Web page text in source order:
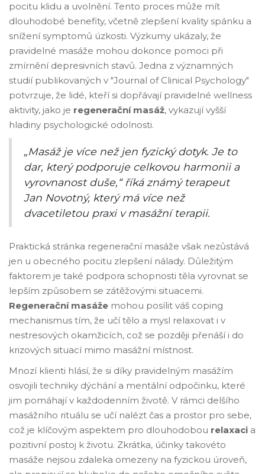
pocitu klidu a uvolnění. Tento proces může mít
dlouhodobé benefity, včetně zlepšení kvality spánku a
snížení symptomů úzkosti. Výzkumy ukázaly, že
pravidelné masáže mohou dokonce pomoci při
zmírnění depresivních stavů. Jedna z významných
studií publikovaných v "Journal of Clinical Psychology"
potvrzuje, že lidé, kteří si dopřávají pravidelné wellness
aktivity, jako je regenerační masáž, vykazují vyšší
hladiny psychologické odolnosti.
„Masáž je více než jen fyzický dotyk. Je to
dar, který podporuje celkovou harmonii a
vyrovnanost duše,“ říká známý terapeut
Jan Novotný, který má více než
dvacetiletou praxi v masážní terapii.
Praktická stránka regenerační masáže však nezůstává
jen u obecného pocitu zlepšení nálady. Důležitým
faktorem je také podpora schopnosti těla vyrovnat se
lepším způsobem se zátěžovými situacemi.
Regenerační masáže mohou posílit váš coping
mechanismus tím, že učí tělo a mysl relaxovat i v
nestresových okamžicích, což se později přenáší i do
krizových situací mimo masážní místnost.
Mnozí klienti hlásí, že si díky pravidelným masážím
osvojili techniky dýchání a mentální odpočinku, které
jim pomáhají v každodenním životě. V rámci delšího
masážního rituálu se učí nalézt čas a prostor pro sebe,
což je klíčovým aspektem pro dlouhodobou relaxaci a
pozitivní postoj k životu. Zkrátka, účinky takovéto
masáže nejsou zdaleka omezeny na fyzickou úroveň,